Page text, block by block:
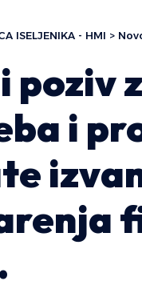
ISELJENIKA - HMI >
poziv
i